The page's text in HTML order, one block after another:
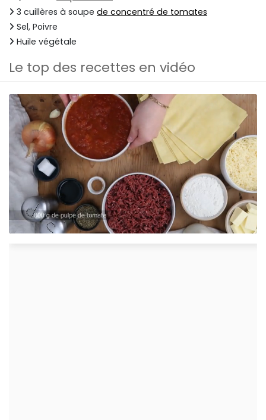
3 cuillères à soupe de concentré de tomates
Sel, Poivre
Huile végétale
Le top des recettes en vidéo